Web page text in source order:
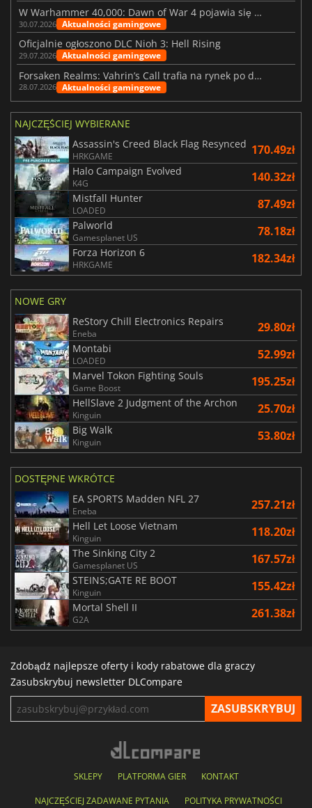
W Warhammer 40,000: Dawn of War 4 pojawia się frakcja Nekronów
30.07.2026 Aktualności gamingowe
Oficjalnie ogłoszono DLC Nioh 3: Hell Rising
29.07.2026 Aktualności gamingowe
Forsaken Realms: Vahrin’s Call trafia na rynek po dziesięciu latach prac
28.07.2026 Aktualności gamingowe
NAJCZĘŚCIEJ WYBIERANE
Assassin's Creed Black Flag Resynced
HRKGAME 170.49zł
Halo Campaign Evolved
K4G 140.32zł
Mistfall Hunter
LOADED 87.49zł
Palworld
Gamesplanet US 78.18zł
Forza Horizon 6
HRKGAME 182.34zł
NOWE GRY
ReStory Chill Electronics Repairs
Eneba 29.80zł
Montabi
LOADED 52.99zł
Marvel Tokon Fighting Souls
Game Boost 195.25zł
HellSlave 2 Judgment of the Archon
Kinguin 25.70zł
Big Walk
Kinguin 53.80zł
DOSTĘPNE WKRÓTCE
EA SPORTS Madden NFL 27
Eneba 257.21zł
Hell Let Loose Vietnam
Kinguin 118.20zł
The Sinking City 2
Gamesplanet US 167.57zł
STEINS;GATE RE BOOT
Kinguin 155.42zł
Mortal Shell II
G2A 261.38zł
Zdobądź najlepsze oferty i kody rabatowe dla graczy
Zasubskrybuj newsletter DLCompare
SKLEPY PLATFORMA GIER KONTAKT
NAJCZĘŚCIEJ ZADAWANE PYTANIA POLITYKA PRYWATNOŚCI